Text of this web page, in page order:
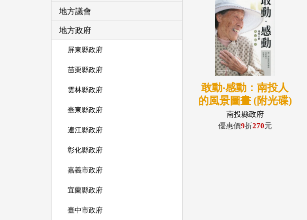
地方議會
地方政府
屏東縣政府
苗栗縣政府
雲林縣政府
臺東縣政府
連江縣政府
彰化縣政府
嘉義市政府
宜蘭縣政府
臺中市政府
敢動‧感動：南投人
的風景圖畫 (附光碟)
南投縣政府
優惠價9折270元